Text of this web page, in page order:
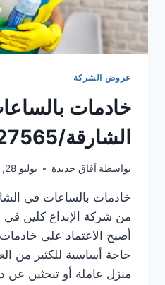
عروض الشركة
خادمات
الشارقة/0559927565
بواسطة آفاق جديدة يوليو 28, 2025
خادمات بالساعات في
من شركة الإبداع كلين في
أصبح الاعتماد على
حاجة أساسية للكثير من
منزل عاملة أو تبحثين